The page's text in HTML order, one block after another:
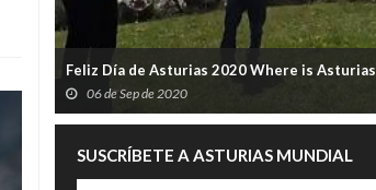
Feliz Día de Asturias 2020 Where is Asturias
06 de Sep de 2020
SUSCRÍBETE A ASTURIAS MUNDIAL